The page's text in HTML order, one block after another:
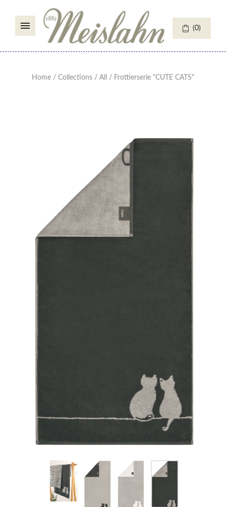
(0)
Home / Collections / All / Frottierserie "CUTE CATS"